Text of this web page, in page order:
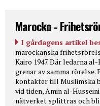
Marocko -
I gårdagens artikel
marockanska
Kairo 1947. Där ledarna
grenar av samma rörelse.
kontakter till Muslimska
vid tiden, Amin al-
nätverket splittras och